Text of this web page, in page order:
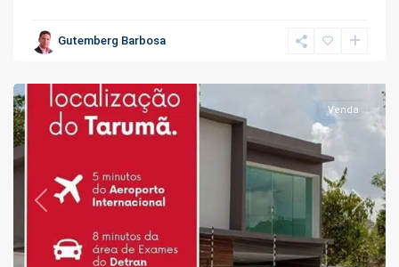
Gutemberg Barbosa
Tarumã,
Previous Next
Venda